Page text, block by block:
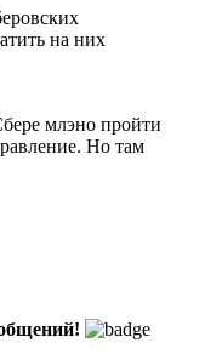
на них
млэно пройти
Но там